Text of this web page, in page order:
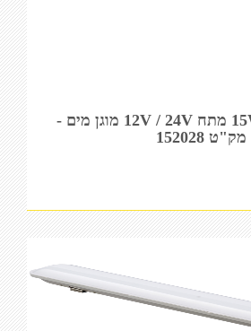
פרוזקטור לד 15W מתח 12V / 24V מוגן מים -
מק"ט 152028